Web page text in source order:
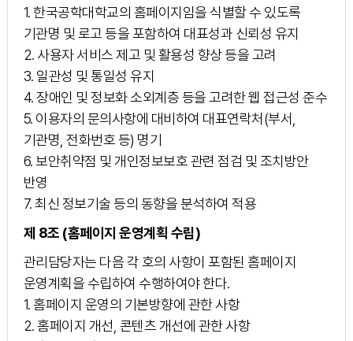
1. 한국공학대학교의 홈페이지임을 식별할 수 있도록
기관명 및 로고 등을 포함하여 대표성과 신뢰성 유지
2. 사용자 서비스 제고 및 활용성 향상 등을 고려
3. 일관성 및 통일성 유지
4. 장애인 및 정보화 소외계층 등을 고려한 웹 접근성 준수
5. 이용자의 문의사항에 대비하여 대표연락처(부서,
기관명, 전화번호 등) 명기
6. 보안취약점 및 개인정보보호 관련 점검 및 조치방안
반영
7. 최신 정보기술 등의 동향을 분석하여 적용
제 8조 (홈페이지 운영계획 수립)
관리담당자는 다음 각 호의 사항이 포함된 홈페이지
운영계획을 수립하여 수행하여야 한다.
1. 홈페이지 운영의 기본방향에 관한 사항
2. 홈페이지 개선, 콘텐츠 개선에 관한 사항